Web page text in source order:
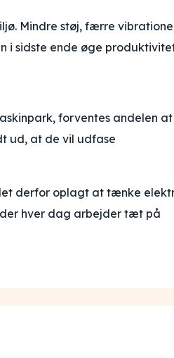
Mindre støj, færre
i sidste ende øge
forventes andelen at
ud, at de vil udfase
derfor oplagt at tænke
der hver dag arbejder tæt på